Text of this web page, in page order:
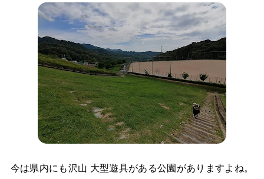
今は県内にも沢山 大型遊具がある公園がありますよね。